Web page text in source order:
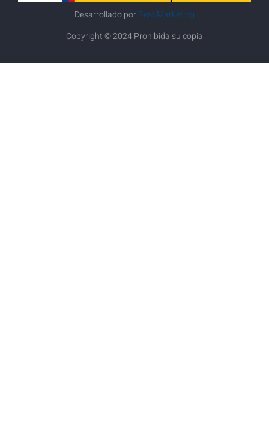
Desarrollado porBest Marketing
Copyright © 2024 Prohibida su copia